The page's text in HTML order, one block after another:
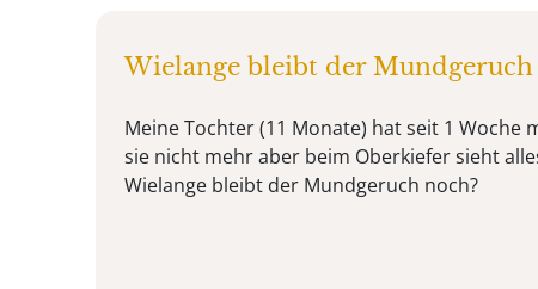
Wielange bleibt der Mundgeruch
Meine Tochter (11 Monate) hat seit 1 Woche
sie nicht mehr aber beim Oberkiefer sieht
Wielange bleibt der Mundgeruch noch?